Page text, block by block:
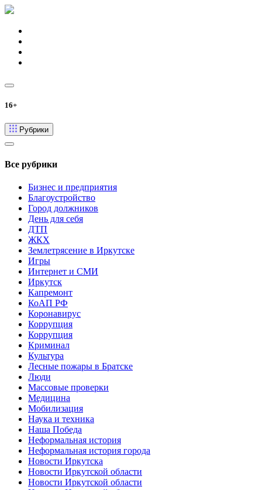
16+
Рубрики
Все рубрики
Бизнес и предприятия
Благоустройство
Город должников
День для себя
ДТП
ЖКХ
Землетрясение в Иркутске
Игры
Интернет и СМИ
Иркутск
Капремонт
КоАП РФ
Коронавирус
Коррупция
Коррупция
Криминал
Культура
Лесные пожары в Братске
Люди
Массовые проверки
Медицина
Мобилизация
Наука и техника
Наша Победа
Неформальная история
Неформальная история города
Новости Иркутска
Новости Иркутской области
Новости Иркутской области